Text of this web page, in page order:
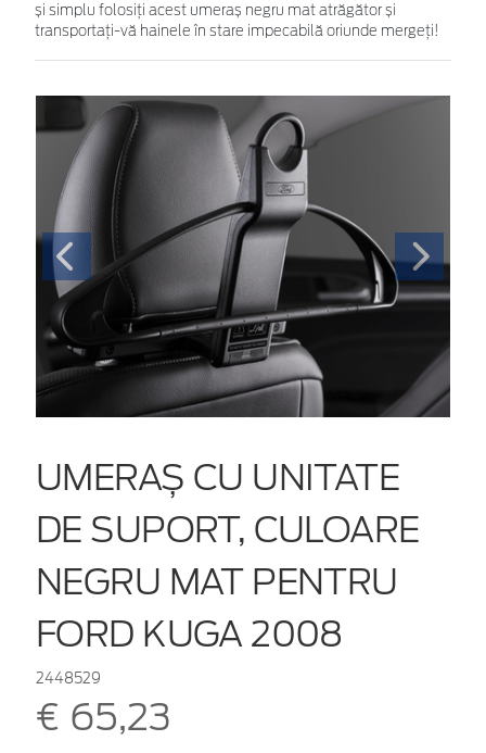
și simplu folosiți acest umeraș negru mat atrăgător și
transportați-vă hainele în stare impecabilă oriunde mergeți!
UMERAȘ CU UNITATE
DE SUPORT, CULOARE
NEGRU MAT PENTRU
FORD KUGA 2008
2448529
€ 65,23